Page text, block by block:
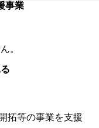
事業
。
拓等の事業を支援